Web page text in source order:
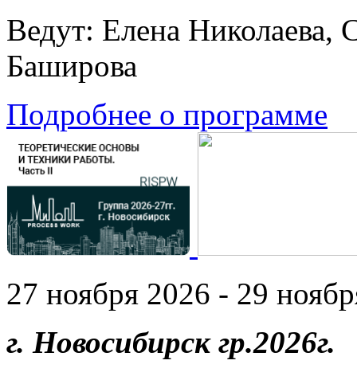
Ведут: Елена Николаева,
Баширова
Подробнее о программе
27 ноября 2026 - 29
г. Новосибирск гр.2026г.